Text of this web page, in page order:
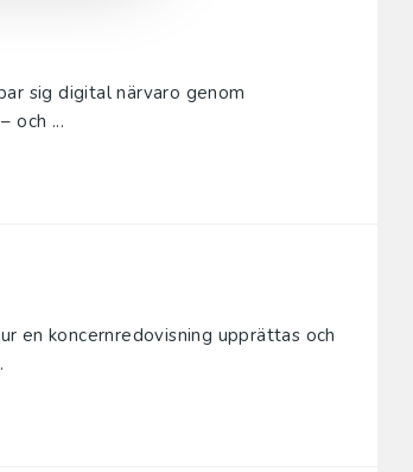
sig digital närvaro genom
och ...
en koncernredovisning upprättas och